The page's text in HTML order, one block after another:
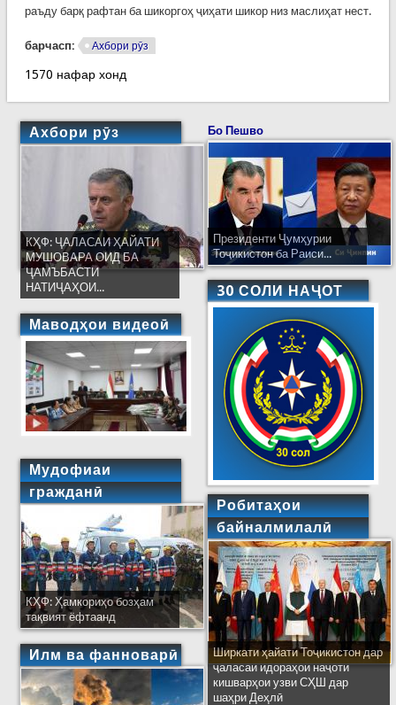
раъду барқ рафтан ба шикоргоҳ ҷиҳати шикор низ маслиҳат нест.
барчасп: Ахбори рӯз
1570 нафар хонд
Ахбори рӯз
КҲФ: ҶАЛАСАИ ҲАЙАТИ
МУШОВАРА ОИД БА
ҶАМЪБАСТИ
НАТИҶАҲОИ...
Маводҳои видеоӣ
Мудофиаи
гражданӣ
КҲФ: Ҳамкориҳо бозҳам
тақвият ёфтаанд
Илм ва фанноварӣ
Бо Пешво
Президенти Ҷумҳурии
Тоҷикистон ба Раиси...
30 СОЛИ НАҶОТ
Робитаҳои
байналмилалӣ
Ширкати ҳайати Тоҷикистон дар
ҷаласаи идораҳои наҷоти
кишварҳои узви СҲШ дар
шаҳри Деҳлӣ